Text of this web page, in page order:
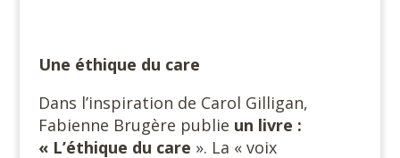
Une éthique du care
Dans l’inspiration de Carol Gilligan,
Fabienne Brugère publie un livre :
« L’éthique du care ». La « voix